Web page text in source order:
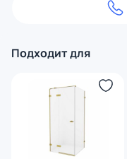
Подходит для